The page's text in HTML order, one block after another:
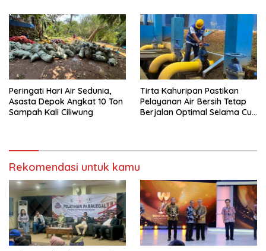
Peringati Hari Air Sedunia,
Asasta Depok Angkat 10 Ton
Sampah Kali Ciliwung
Tirta Kahuripan Pastikan
Pelayanan Air Bersih Tetap
Berjalan Optimal Selama Cuti
Rekomendasi untuk kamu